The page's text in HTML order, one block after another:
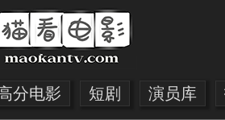
分电影 短剧 演员库